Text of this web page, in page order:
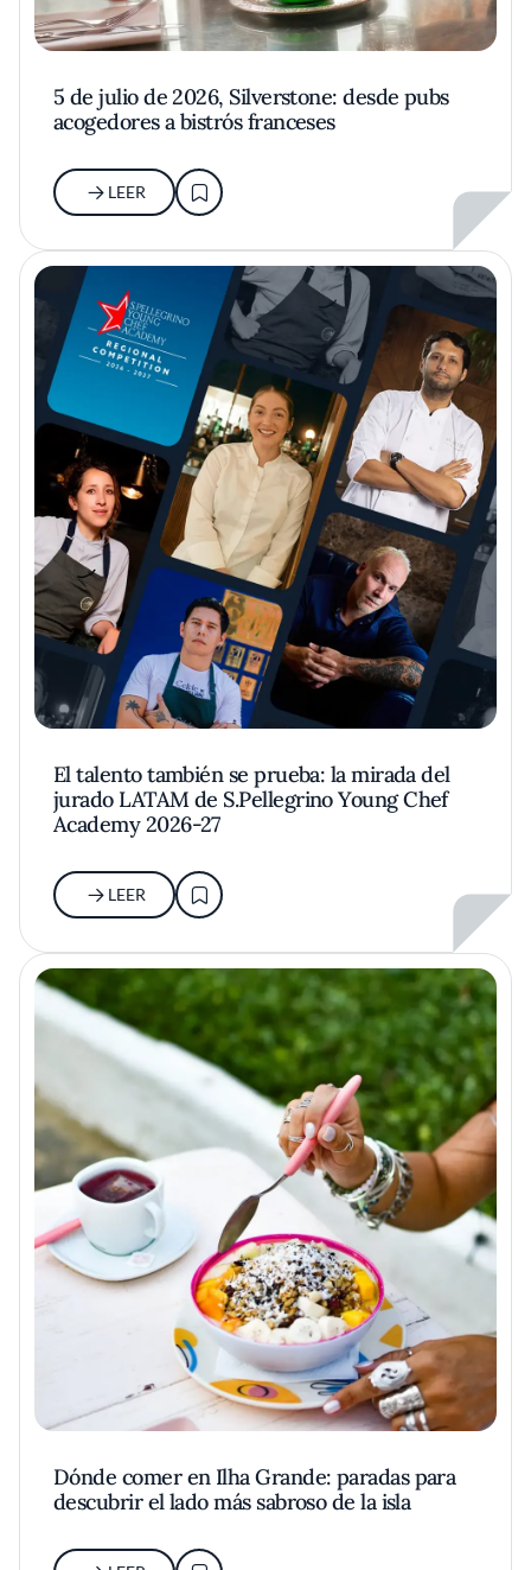
5 de julio de 2026, Silverstone: desde pubs
acogedores a bistrós franceses
LEER
El talento también se prueba: la mirada del
jurado LATAM de S.Pellegrino Young Chef
Academy 2026-27
LEER
Dónde comer en Ilha Grande: paradas para
descubrir el lado más sabroso de la isla